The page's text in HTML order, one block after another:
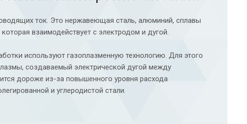
ток. Это нержавеющая сталь, алюминий, сплавы
взаимодействует с электродом и дугой.
используют газоплазменную технологию. Для этого
создаваемый электрической дугой между
дороже из-за повышенного уровня расхода
и углеродистой стали.